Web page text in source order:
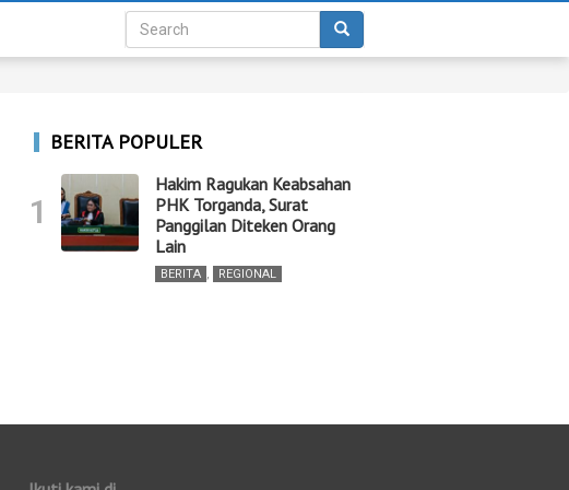
BERITA POPULER
1
Hakim Ragukan Keabsahan
PHK Torganda, Surat
Panggilan Diteken Orang
Lain
BERITA , REGIONAL